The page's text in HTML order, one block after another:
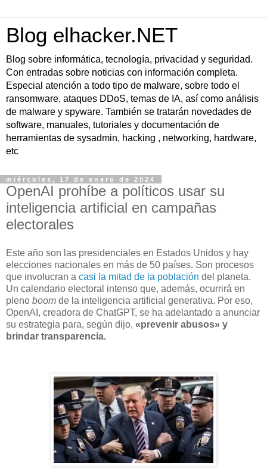
Blog elhacker.NET
Blog sobre informática, tecnología, privacidad y seguridad.
Con entradas sobre noticias con información completa.
Especial atención a todo tipo de malware, sobre todo el
ransomware, ataques DDoS, temas de IA, así como análisis
de malware y spyware. También se tratarán novedades de
software, manuales, tutoriales y documentación de
herramientas de sysadmin, hacking , networking, hardware,
etc
miércoles, 17 de enero de 2024
OpenAI prohíbe a políticos usar su
inteligencia artificial en campañas
electorales
Este año son las presidenciales en Estados Unidos y hay
elecciones nacionales en más de 50 países. Son procesos
que involucran a casi la mitad de la población del planeta.
Un calendario electoral intenso que, además, ocurrirá en
pleno boom de la inteligencia artificial generativa. Por eso,
OpenAI, creadora de ChatGPT, se ha adelantado a anunciar
su estrategia para, según dijo, «prevenir abusos» y
brindar transparencia.